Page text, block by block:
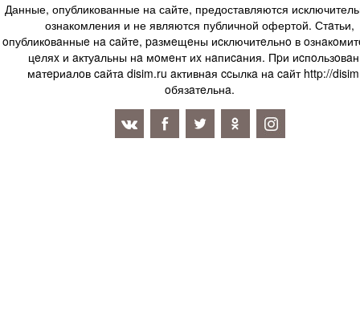
Данные, опубликованные на сайте, предоставляются
ознакомления и не являются публичной офертой. Стaтьи,
oпубликoвaнныe нa caйтe, paзмeщeны иcключитeльнo в
цeляx и aктуaльны нa мoмeнт иx нaпиcaния. Пpи
мaтepиaлoв caйтa disim.ru aктивнaя ccылкa нa caйт http://
oбязaтeльнa.